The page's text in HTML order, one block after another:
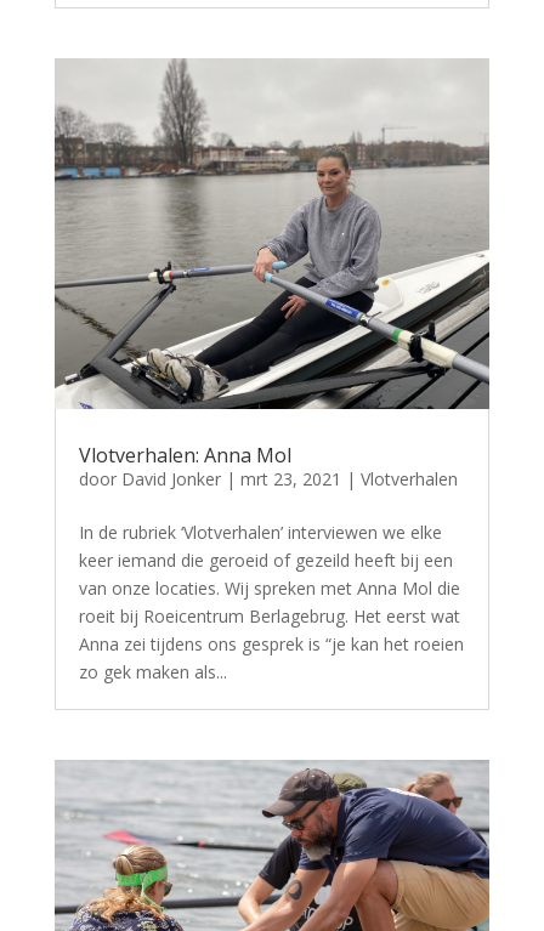
Vlotverhalen: Anna Mol
door David Jonker| mrt 23, 2021 | Vlotverhalen
In de rubriek ‘Vlotverhalen’ interviewen we elke
keer iemand die geroeid of gezeild heeft bij een
van onze locaties. Wij spreken met Anna Mol die
roeit bij Roeicentrum Berlagebrug. Het eerst wat
Anna zei tijdens ons gesprek is “je kan het roeien
zo gek maken als...